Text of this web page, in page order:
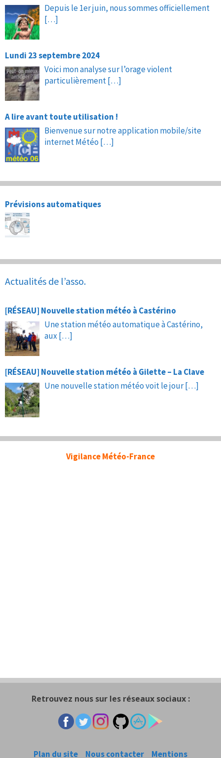
Depuis le 1er juin, nous sommes officiellement
[…]
Lundi 23 septembre 2024
Voici mon analyse sur l’orage violent
particulièrement[…]
A lire avant toute utilisation !
Bienvenue sur notre application mobile/site
internet Météo […]
Prévisions automatiques
Actualités de l’asso.
[RÉSEAU] Nouvelle station météo à Castérino
Une station météo automatique à Castérino,
aux […]
[RÉSEAU] Nouvelle station météo à Gilette – La Clave
Une nouvelle station météo voit le jour[…]
Vigilance Météo-France
Retrouvez nous sur les réseaux sociaux :
Plan du site Nous contacter Mentions